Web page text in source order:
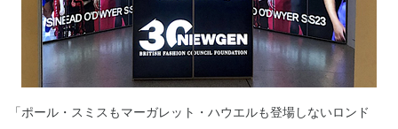
「ポール・スミスもマーガレット・ハウエルも登場しないロンド